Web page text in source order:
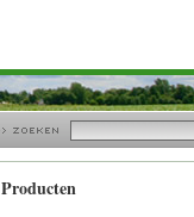
Producten